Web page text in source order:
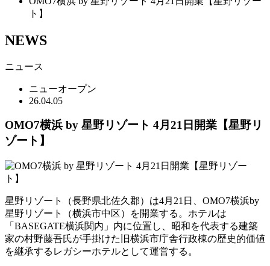
ト】
NEWS
ニュース
ニューオープン
26.04.05
OMO7横浜 by 星野リゾート 4月21日開業【星野リ
ゾート】
星野リゾート（長野県北佐久郡）は4月21日、OMO7横浜by
星野リゾート（横浜市中区）を開業する。ホテルは
「BASEGATE横浜関内」内に位置し、昭和を代表する建築
家の村野藤吾氏が手掛けた旧横浜市庁舎行政棟の歴史的価値
を継承するレガシーホテルとして運営する。